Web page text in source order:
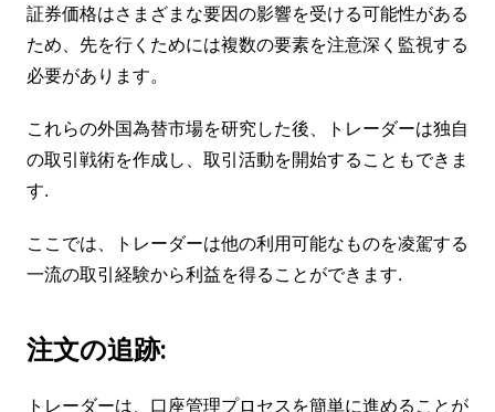
証券価格はさまざまな要因の影響を受ける可能性がある
ため、先を行くためには複数の要素を注意深く監視する
必要があります。
これらの外国為替市場を研究した後、トレーダーは独自
の取引戦術を作成し、取引活動を開始することもできま
す.
ここでは、トレーダーは他の利用可能なものを凌駕する
一流の取引経験から利益を得ることができます.
注文の追跡:
トレーダーは、口座管理プロセスを簡単に進めることが